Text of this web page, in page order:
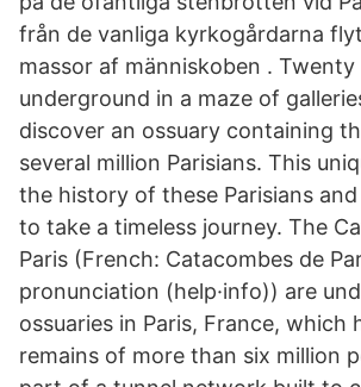
från de vanliga kyrkogårdarna
massor af människoben . Twenty
underground in a maze of
discover an ossuary containing
several million Parisians. This
the history of these Parisians
to take a timeless journey. The
Paris (French: Catacombes de
pronunciation (help·info)) are
ossuaries in Paris, France, which
remains of more than six million